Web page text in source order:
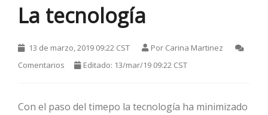
La tecnología
13 de marzo, 2019 09:22 CST Por Carina Martinez
Comentarios
Editado: 13/mar/19 09:22 CST
Con el paso del timepo la tecnología ha minimizado